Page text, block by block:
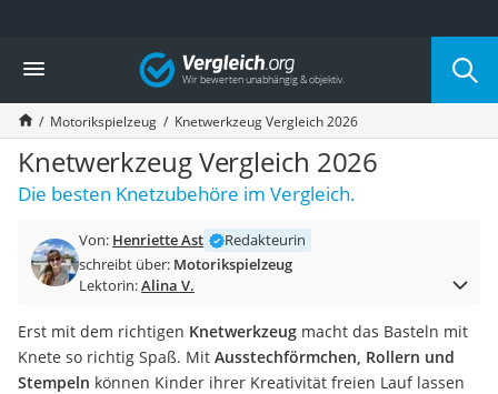
Die beliebtesten Vergleiche nach Kategorie
Freizeit & Sport
Gartentrampolin
Trampolin
Metalldetektor
Eufab-Fahrradträger
Trampolin 366 cm
Aluminium-Koffer
Futterboot
E-Bike-Dreirad
Trekkingschuhe Herren
Reisetasche mit Rollen
Vergleich
Motorikspielzeug Knetwerkzeug Vergleich 2026
Knetwerkzeug Vergleich 2026
Die besten Knetzubehöre im Vergleich.
Von: Henriette Ast
Redakteurin
schreibt über: Motorikspielzeug
Lektorin:Alina V.
Erst mit dem richtigen Knetwerkzeug macht das Basteln mit
Knete so richtig Spaß. Mit Ausstechförmchen, Rollern und
Stempeln können Kinder ihrer Kreativität freien Lauf lassen